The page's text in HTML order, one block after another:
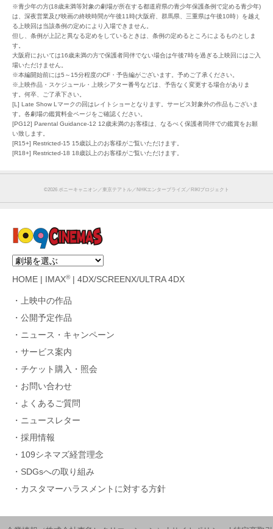
※青少年の方(18歳未満等対象の劇場が所在する都道府県の青少年保護条例で定める青少年)
は、深夜営業及び映画の終映時間が午後11時(大阪府、群馬県、三重県は午後10時）を越え
る上映回は当該条例の定めにより入場できません。
但し、条例が上記と異なる定めをしているときは、条例の定めるところによるものとしま
す。
大阪府においては16歳未満の方で保護者同伴でない場合は午後7時を過ぎる上映回にはご入
場いただけません。
※本編開始前には5～15分程度のCF・予告編がございます。予めご了承ください。
※上映作品・スケジュール・上映シアター番号などは、予告なく変更する場合がありま
す。何卒、ご了承下さい。
[L] Late Show Lマークの回はレイトショーとなります。サービス対象外の作品もございま
す。各劇場の鑑賞料金ページをご確認ください。
[PG12] Parental Guidance-12 12歳未満のお客様は、なるべく保護者同伴での鑑賞をお願
い致します。
[R15+] Restricted-15 15歳以上のお客様がご覧いただけます。
[R18+] Restricted-18 18歳以上のお客様がご覧いただけます。
©2026 ポニーキャニオン／東京テアトル／NHKエンタープライズ／RIKIプロジェクト
HOME IMAX®| 4DX/SCREENX/ULTRA 4DX
上映中の作品
公開予定作品
ニュース・キャンペーン
サービス案内
チケット購入・照会
お問い合わせ
よくあるご質問
ニュースレター
採用情報
109シネマズ経営理念
SDGsへの取り組み
カスタマーハラスメントに対する方針